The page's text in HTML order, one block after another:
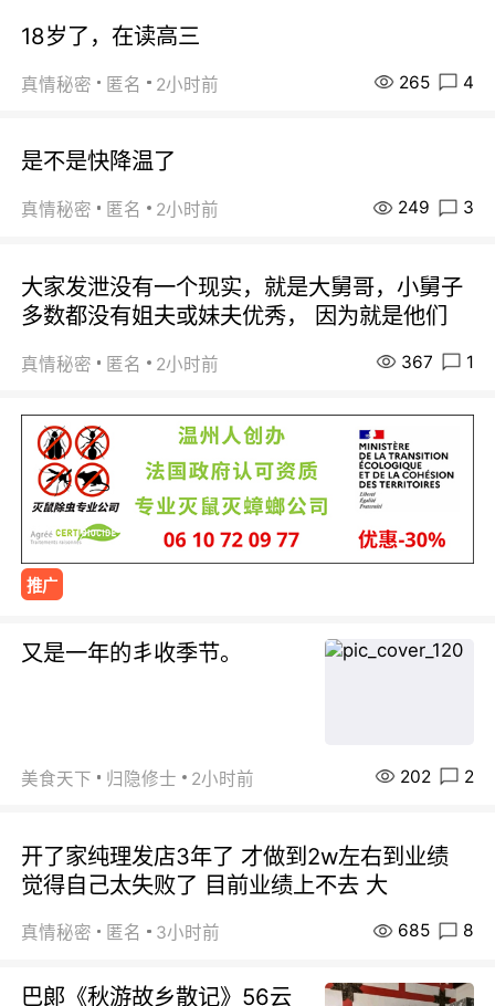
18岁了，在读高三
真情秘密 匿名 2小时前 265 4
是不是快降温了
真情秘密 匿名 2小时前 249 3
大家发泄没有一个现实，就是大舅哥，小舅子
多数都没有姐夫或妹夫优秀， 因为就是他们
真情秘密 匿名 2小时前 367 1
推广
又是一年的丯收季节。
美食天下 归隐修士 2小时前 202 2
开了家纯理发店3年了 才做到2w左右到业绩
觉得自己太失败了 目前业绩上不去 大
真情秘密 匿名 3小时前 685 8
巴郞《秋游故乡散记》56云